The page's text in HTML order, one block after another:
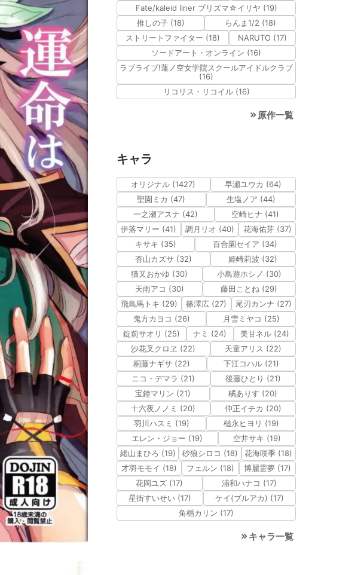
Fate/kaleid liner プリズマ☆イリヤ (19)
推しの子 (18)
らんま1/2 (18)
ストリートファイター (18)
NARUTO (17)
ソードアート・オンライン (16)
ラブライブ!蓮ノ空女学院スクールアイドルクラブ
(16)
リコリス・リコイル (16)
原作一覧
キャラ
オリジナル (1427)
早瀬ユウカ (64)
聖園ミカ (47)
生塩ノア (44)
一之瀬アスナ (42)
空崎ヒナ (41)
伊落マリー (41)
調月リオ (40)
花海佑芽 (37)
キサキ (35)
百合園セイア (34)
杏山カズサ (32)
姫崎莉波 (32)
猫又おかゆ (30)
小鳥遊ホシノ (30)
天雨アコ (30)
藤田ことね (29)
飛鳥馬トキ (29)
篠澤広 (27)
尾刃カンナ (27)
鬼方カヨコ (26)
月雪ミヤコ (25)
錠前サオリ (25)
ナミ (24)
美甘ネル (24)
沙花叉クロヱ (22)
天童アリス (22)
桐藤ナギサ (22)
下江コハル (21)
ニコ・デマラ (21)
後藤ひとり (21)
宝鐘マリン (21)
橘ありす (20)
十六夜ノノミ (20)
仲正イチカ (20)
羽川ハスミ (19)
槌永ヒヨリ (19)
エレン・ジョー (19)
空井サキ (19)
緒山まひろ (19)
砂狼シロコ (18)
花海咲季 (18)
才羽モモイ (18)
フェルン (18)
博麗霊夢 (17)
花岡ユズ (17)
浦和ハナコ (17)
星街すいせい (17)
ケイ(ブルアカ) (17)
角楯カリン (17)
キャラ一覧